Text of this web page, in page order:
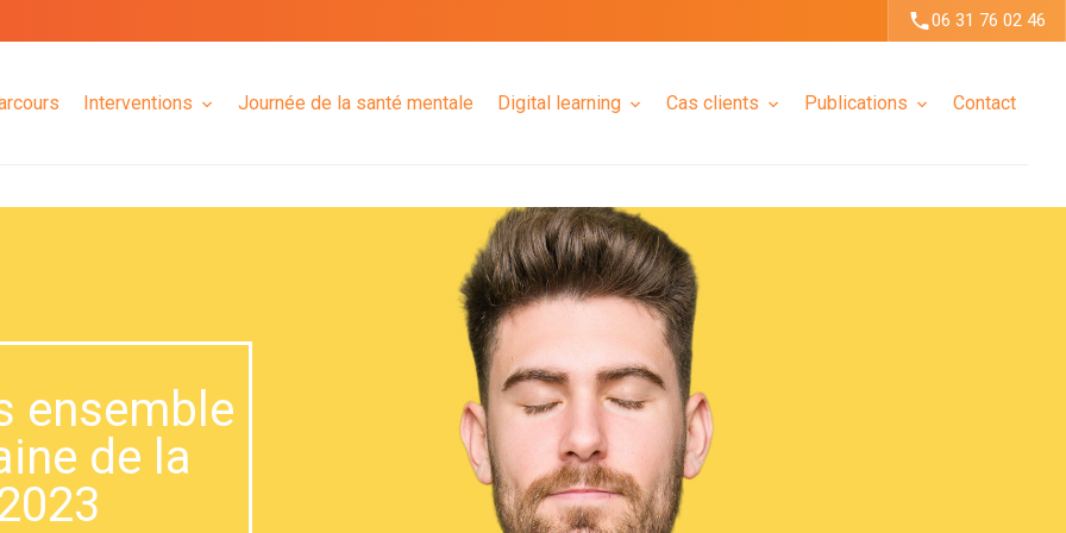
06 31 76 02 46
Interventions Journée de la santé mentale Digital learning Cas clients Publications Contact
ensemble
de la